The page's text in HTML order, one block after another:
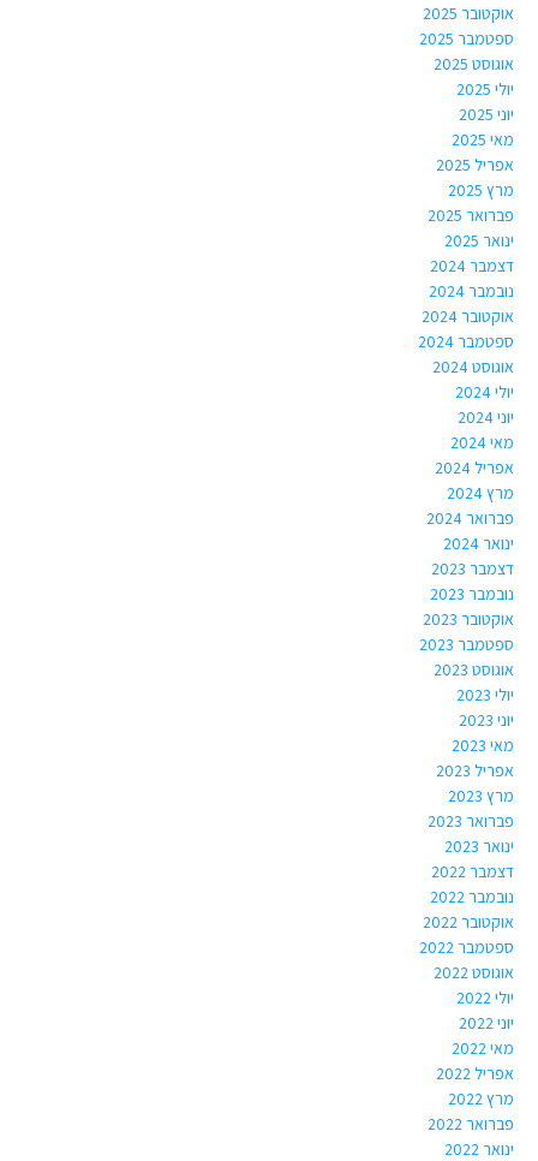
אוקטובר 2025
ספטמבר 2025
אוגוסט 2025
יולי 2025
יוני 2025
מאי 2025
אפריל 2025
מרץ 2025
פברואר 2025
ינואר 2025
דצמבר 2024
נובמבר 2024
אוקטובר 2024
ספטמבר 2024
אוגוסט 2024
יולי 2024
יוני 2024
מאי 2024
אפריל 2024
מרץ 2024
פברואר 2024
ינואר 2024
דצמבר 2023
נובמבר 2023
אוקטובר 2023
ספטמבר 2023
אוגוסט 2023
יולי 2023
יוני 2023
מאי 2023
אפריל 2023
מרץ 2023
פברואר 2023
ינואר 2023
דצמבר 2022
נובמבר 2022
אוקטובר 2022
ספטמבר 2022
אוגוסט 2022
יולי 2022
יוני 2022
מאי 2022
אפריל 2022
מרץ 2022
פברואר 2022
ינואר 2022